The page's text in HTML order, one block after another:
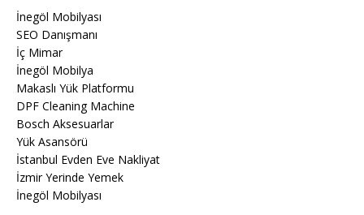
İnegöl Mobilyası
SEO Danışmanı
İç Mimar
İnegöl Mobilya
Makaslı Yük Platformu
DPF Cleaning Machine
Bosch Aksesuarlar
Yük Asansörü
İstanbul Evden Eve Nakliyat
İzmir Yerinde Yemek
İnegöl Mobilyası